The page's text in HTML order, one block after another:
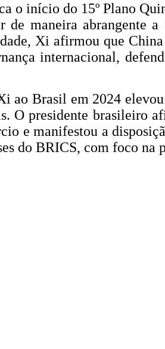
o início do 15º Plano
maneira abrangente
Xi afirmou que
internacional,
ao Brasil em 2024
O presidente brasileiro
e manifestou a
do BRICS, com foco